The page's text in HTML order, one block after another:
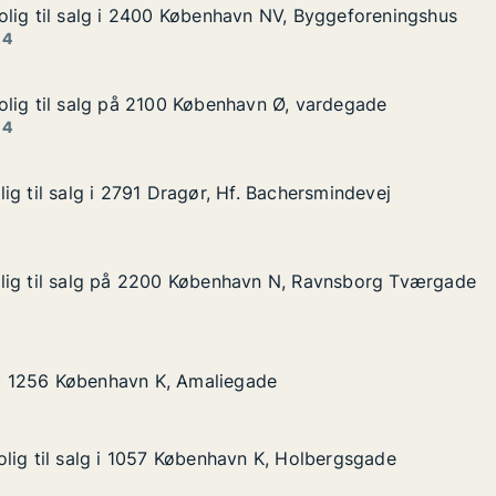
NV, Byggeforeningshus
2400 København NV, Byggeforeningshus
til salg i 2400 København NV, Byggeforeningshus
til salg i 2400 København NV, Byggeforeningshus
Ø, vardegade
2100 København Ø, vardegade
til salg på 2100 København Ø, vardegade
til salg på 2100 København Ø, vardegade
Dragør, Hf. Bachersmindevej
til salg i 2791 Dragør, Hf. Bachersmindevej
til salg i 2791 Dragør, Hf. Bachersmindevej
N, Ravnsborg Tværgade
2200 København N, Ravnsborg Tværgade
til salg på 2200 København N, Ravnsborg Tværgade
til salg på 2200 København N, Ravnsborg Tværgade
K, Amaliegade
København K, Amaliegade
København K, Amaliegade
Holbergsgade
1057 København K, Holbergsgade
til salg i 1057 København K, Holbergsgade
til salg i 1057 København K, Holbergsgade